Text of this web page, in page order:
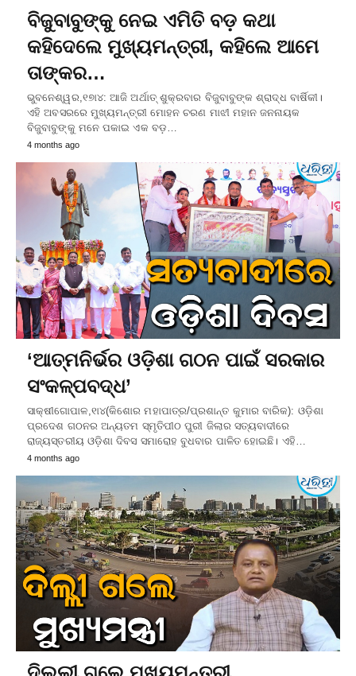
ବିଜୁବାବୁଙ୍କୁ ନେଇ ଏମିତି ବଡ଼ କଥା
କହିଦେଲେ ମୁଖ୍ୟମନ୍ତ୍ରୀ, କହିଲେ ଆମେ
ତାଙ୍କର…
ଭୁବନେଶ୍ୱର,୧୭ା୪: ଆଜି ଅର୍ଥାତ୍‌ ଶୁକ୍ରବାର ବିଜୁବାବୁଙ୍କ ଶ୍ରାଦ୍ଧ ବାର୍ଷିକୀ।
ଏହି ଅବସରରେ ମୁଖ୍ୟମନ୍ତ୍ରୀ ମୋହନ ଚରଣ ମାଝୀ ମହାନ ଜନନାୟକ
ବିଜୁବାବୁଙ୍କୁ ମନେ ପକାଇ ଏକ ବଡ଼…
4 months ago
‘ଆତ୍ମନିର୍ଭର ଓଡ଼ିଶା ଗଠନ ପାଇଁ ସରକାର
ସଂକଳ୍ପବଦ୍ଧ’
ସାକ୍ଷୀଗୋପାଳ,୧ା୪(କିଶୋର ମହାପାତ୍ର/ପ୍ରଶାନ୍ତ କୁମାର ବାରିକ): ଓଡ଼ିଶା
ପ୍ରଦେଶ ଗଠନର ଅନ୍ୟତମ ସ୍ମୃତିପୀଠ ପୁରୀ ଜିଲାର ସତ୍ୟବାଦୀରେ
ରାଜ୍ୟସ୍ତରୀୟ ଓଡ଼ିଶା ଦିବସ ସମାରୋହ ବୁଧବାର ପାଳିତ ହୋଇଛି। ଏହି…
4 months ago